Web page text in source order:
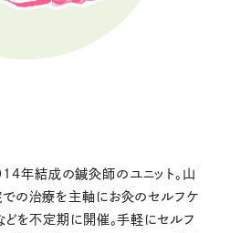
年結成の鍼灸師のユニット。山
の治療を主軸にお灸のセルフケ
どを不定期に開催。手軽にセルフ